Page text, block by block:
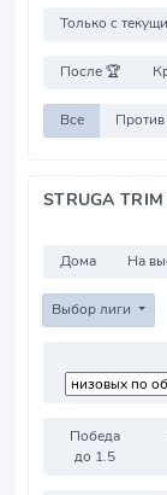
Только с
После 🏆
Все
STRUGA
Дома На
Выбор лиги
Победа
до 1.5